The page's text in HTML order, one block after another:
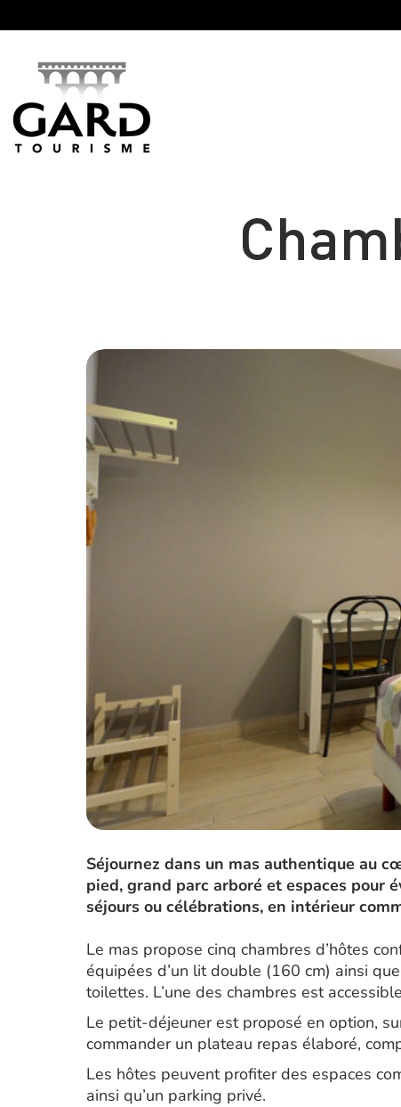
Séjournez dans un mas authentique au
pied, grand parc arboré et espaces pour
séjours ou célébrations, en intérieur
Le mas propose cinq chambres d’hôtes
équipées d’un lit double (160 cm) ainsi
toilettes. L’une des chambres est
Le petit-déjeuner est proposé en option,
commander un plateau repas élaboré,
Les hôtes peuvent profiter des espaces
ainsi qu’un parking privé.